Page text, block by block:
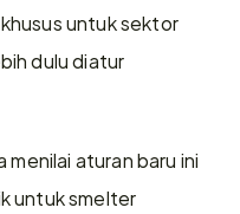
untuk sektor
dulu diatur
aturan baru ini
untuk smelter